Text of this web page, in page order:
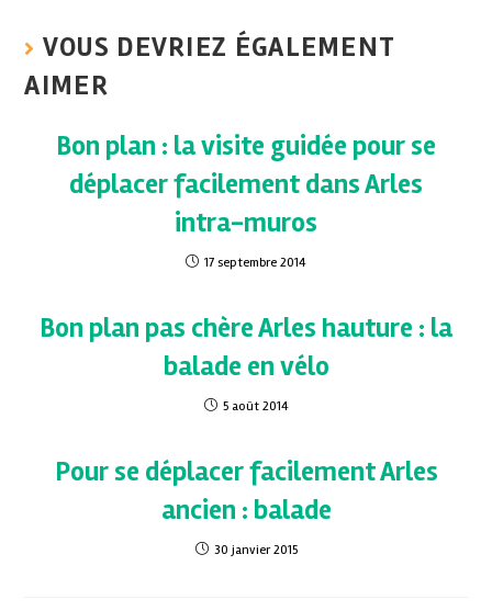
VOUS DEVRIEZ ÉGALEMENT
AIMER
Bon plan : la visite guidée pour se
déplacer facilement dans Arles
intra-muros
17 septembre 2014
Bon plan pas chère Arles hauture : la
balade en vélo
5 août 2014
Pour se déplacer facilement Arles
ancien : balade
30 janvier 2015